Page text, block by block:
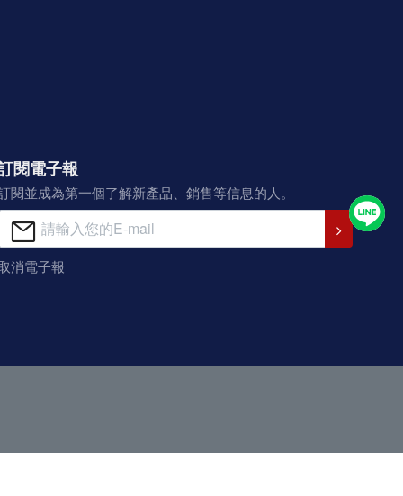
閱電子報
閱並成為第一個了解新產品、銷售等信息的人。
消電子報